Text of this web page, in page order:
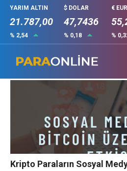
YARIM ALTIN
21.787,00
% 2,54
$ DOLAR
47,7436
% 0,18
€
%
sosyalmedya
Kripto Paraların Sosyal